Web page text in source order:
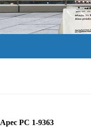
Apec PC 1-9363